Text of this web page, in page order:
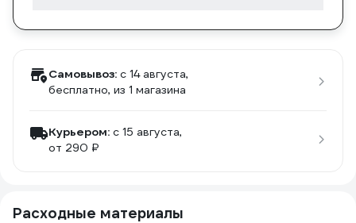
Самовывоз: c 14 августа,
бесплатно, из 1 магазина
Курьером: c 15 августа,
от 290 ₽
Расходные материалы